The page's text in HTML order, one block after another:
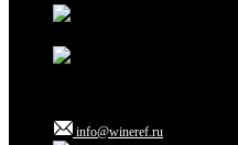
info@wineref.ru